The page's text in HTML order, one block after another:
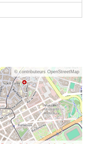
© contributeurs OpenStreetMap